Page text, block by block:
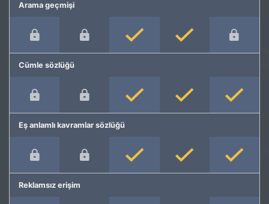
Arama geçmişi
Cümle sözlüğü
Eş anlamlı kavramlar sözlüğü
Reklamsız erişim